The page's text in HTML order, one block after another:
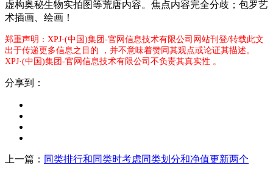
虚构奥秘生物实拍图等荒唐内容。焦点内容完全分歧；包罗艺
术插画、绘画！
郑重声明：XPJ·(中国)集团-官网信息技术有限公司网站刊登/转载此文
出于传递更多信息之目的 ，并不意味着赞同其观点或论证其描述。
XPJ·(中国)集团-官网信息技术有限公司不负责其真实性 。
分享到：
上一篇： 同类排行和同类时考虑同类划分和净值更新两个